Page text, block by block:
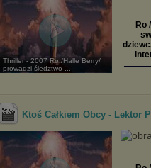
Thriller - 2007 Ro /Halle Berry/
prowadzi śledztwo ...
Ro
Ktoś Całkiem Obcy - Lektor